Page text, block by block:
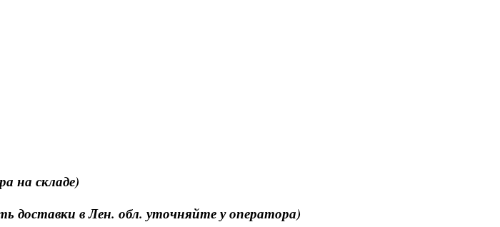
на складе)
доставки в Лен. обл. уточняйте у оператора)